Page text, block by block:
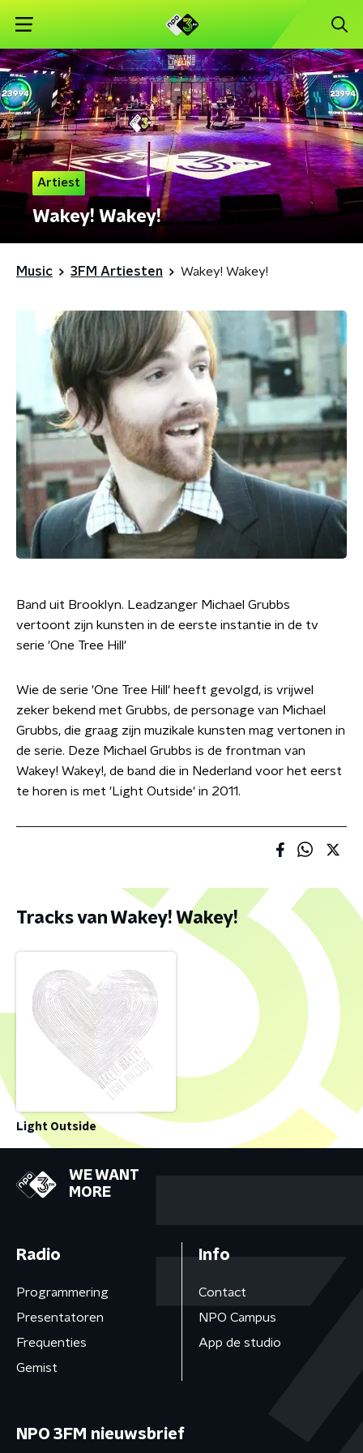
Artiest
Wakey! Wakey!
Music 3FM Artiesten Wakey! Wakey!
Band uit Brooklyn. Leadzanger Michael Grubbs
vertoont zijn kunsten in de eerste instantie in de tv
serie 'One Tree Hill'
Wie de serie 'One Tree Hill' heeft gevolgd, is vrijwel
zeker bekend met Grubbs, de personage van Michael
Grubbs, die graag zijn muzikale kunsten mag vertonen in
de serie. Deze Michael Grubbs is de frontman van
Wakey! Wakey!, de band die in Nederland voor het eerst
te horen is met 'Light Outside' in 2011.
Tracks van Wakey! Wakey!
Light Outside
WE WANT
MORE
Radio
Programmering
Presentatoren
Frequenties
Gemist
Info
Contact
NPO Campus
App de studio
NPO 3FM nieuwsbrief